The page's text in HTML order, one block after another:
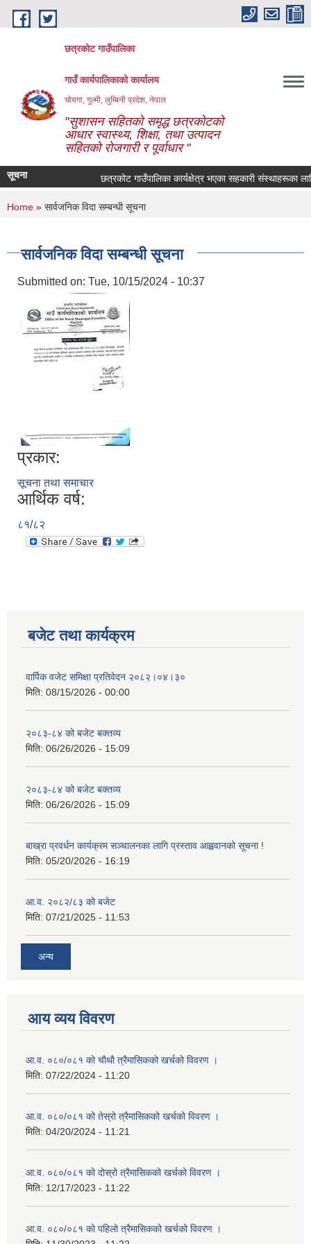
Skip to main content
छत्रकोट गाउँपालिका
गाउँ कार्यपालिकाको कार्यालय
चोयगा, गुल्मी, लुम्बिनी प्रदेश, नेपाल
"सुशासन सहितको समृद्ध छत्रकोटको
आधार स्वास्थ्य, शिक्षा, तथा उत्पादन
सहितको रोजगारी र पूर्वाधार "
सूचना छत्रकोट गाउँपालिका कार्यक्षेत्र भएका सहकारी संस्थाहरूका
You are here
Home » सार्वजनिक विदा सम्बन्धी सूचना
सार्वजनिक विदा सम्बन्धी सूचना
Submitted on: Tue, 10/15/2024 - 10:37
प्रकार:
सूचना तथा समाचार
आर्थिक वर्ष:
८१/८२
बजेट तथा कार्यक्रम
वार्पिक वजेट समिक्षा प्रतिवेदन २०८२।०४।३०
मिति: 08/15/2026 - 00:00
२०८३-८४ को बजेट बक्तव्य
मिति: 06/26/2026 - 15:09
२०८३-८४ को बजेट बक्तव्य
मिति: 06/26/2026 - 15:09
बाख्रा प्रवर्धन कार्यक्रम सञ्चालनका लागि प्रस्ताव आह्ववानको सूचना !
मिति: 05/20/2026 - 16:19
आ.व. २०८२/८३ को बजेट
मिति: 07/21/2025 - 11:53
अन्य
आय व्यय विवरण
आ.व. ०८०/०८१ को चाैथाै त्रैमासिकको खर्चको विवरण ।
मिति: 07/22/2024 - 11:20
आ.व. ०८०/०८१ को तेस्रो त्रैमासिकको खर्चको विवरण ।
मिति: 04/20/2024 - 11:21
आ.व. ०८०/०८१ को दोस्रो त्रैमासिकको खर्चको विवरण ।
मिति: 12/17/2023 - 11:22
आ.व. ०८०/०८१ को पहिलो त्रैमासिकको खर्चको विवरण ।